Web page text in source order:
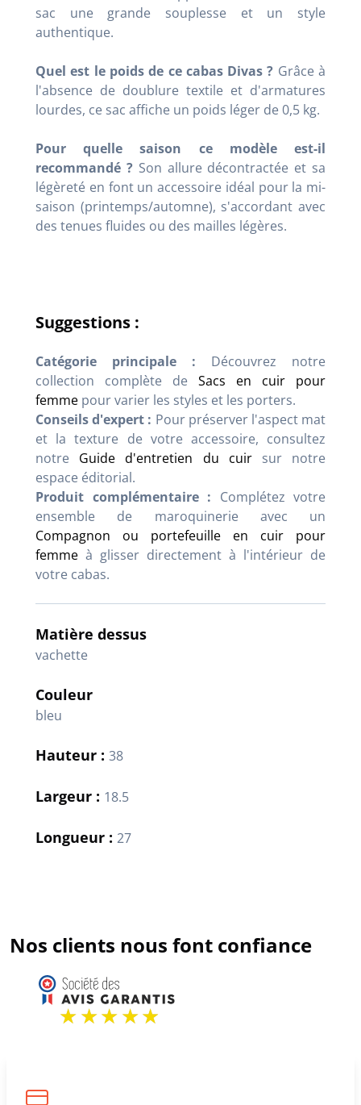
sac une grande souplesse et un style
authentique.
Quel est le poids de ce cabas Divas ? Grâce à
l'absence de doublure textile et d'armatures
lourdes, ce sac affiche un poids léger de 0,5 kg.
Pour quelle saison ce modèle est-il
recommandé ?Son allure décontractée et sa
légèreté en font un accessoire idéal pour la mi-
saison (printemps/automne), s'accordant avec
des tenues fluides ou des mailles légères.
Suggestions :
Catégorie principale : Découvrez notre
collection complète de Sacs en cuir pour
femme pour varier les styles et les porters.
Conseils d'expert : Pour préserver l'aspect mat
et la texture de votre accessoire, consultez
notre Guide d'entretien du cuirsur notre
espace éditorial.
Produit complémentaire : Complétez votre
ensemble de maroquinerie avec un
Compagnon ou portefeuille en cuir pour
femme à glisser directement à l'intérieur de
votre cabas.
Matière dessus
vachette
Couleur
bleu
Hauteur : 38
Largeur : 18.5
Longueur : 27
Nos clients nous font confiance